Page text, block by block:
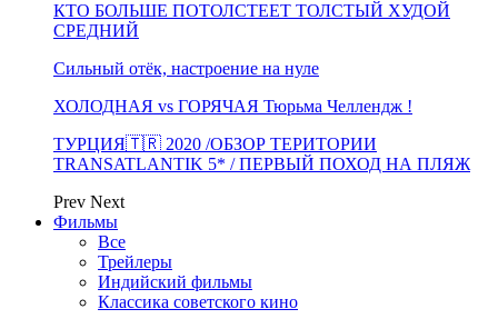
КТО БОЛЬШЕ ПОТОЛСТЕЕТ ТОЛСТЫЙ ХУДОЙ
СРЕДНИЙ
Сильный отёк, настроение на нуле
ХОЛОДНАЯ vs ГОРЯЧАЯ Тюрьма Челлендж !
ТУРЦИЯ🇹🇷 2020 /ОБЗОР ТЕРИТОРИИ
TRANSATLANTIK 5* / ПЕРВЫЙ ПОХОД НА ПЛЯЖ
Prev Next
Фильмы
Все
Трейлеры
Индийский фильмы
Классика советского кино